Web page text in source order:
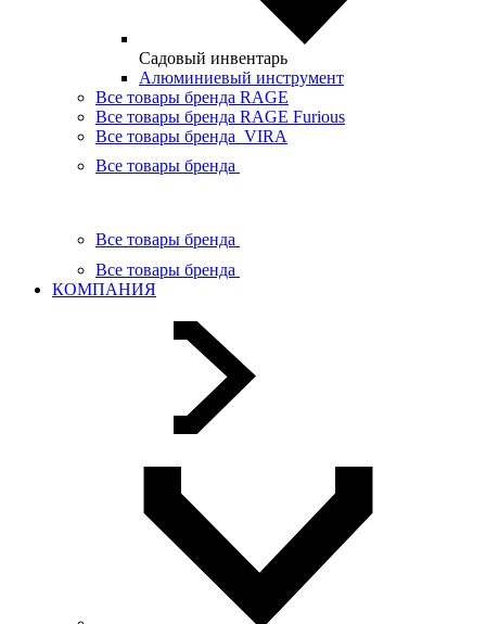
Садовый инвентарь
Алюминиевый инструмент
Все товары бренда RAGE
Все товары бренда RAGE Furious
Все товары бренда VIRA
Все товары бренда
Все товары бренда
Все товары бренда
КОМПАНИЯ